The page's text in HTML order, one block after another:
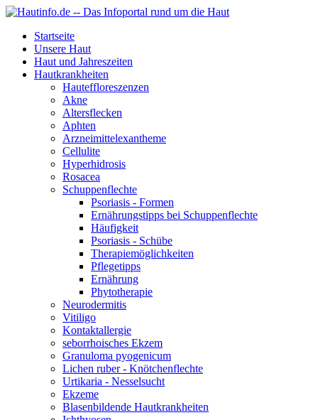
Startseite
Unsere Haut
Haut und Jahreszeiten
Hautkrankheiten
Hauteffloreszenzen
Akne
Altersflecken
Aphten
Arzneimittelexantheme
Cellulite
Hyperhidrosis
Rosacea
Schuppenflechte
Psoriasis - Formen
Ernährungstipps bei Schuppenflechte
Häufigkeit
Psoriasis - Schübe
Therapiemöglichkeiten
Pflegetipps
Ernährung
Phytotherapie
Neurodermitis
Vitiligo
Kontaktallergie
seborrhoisches Ekzem
Granuloma pyogenicum
Lichen ruber - Knötchenflechte
Urtikaria - Nesselsucht
Ekzeme
Blasenbildende Hautkrankheiten